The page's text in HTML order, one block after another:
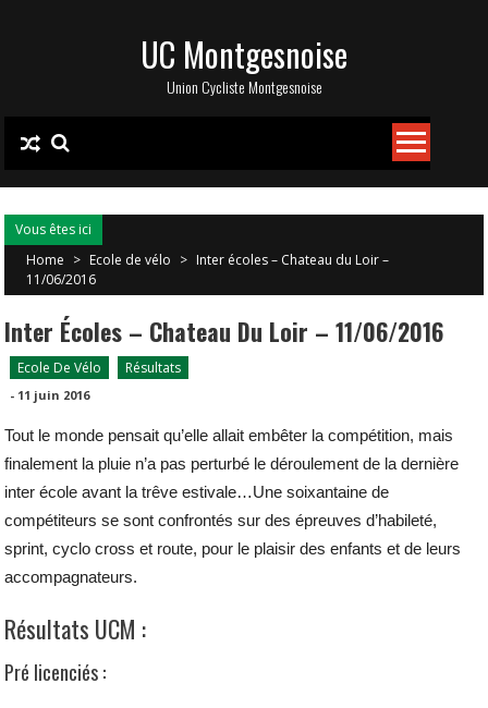
UC Montgesnoise
Union Cycliste Montgesnoise
Vous êtes ici
Home > Ecole de vélo > Inter écoles – Chateau du Loir –
11/06/2016
Inter Écoles – Chateau Du Loir – 11/06/2016
Ecole De Vélo Résultats
- 11 juin 2016
Tout le monde pensait qu’elle allait embêter la compétition, mais
finalement la pluie n’a pas perturbé le déroulement de la dernière
inter école avant la trêve estivale…Une soixantaine de
compétiteurs se sont confrontés sur des épreuves d’habileté,
sprint, cyclo cross et route, pour le plaisir des enfants et de leurs
accompagnateurs.
Résultats UCM :
Pré licenciés :